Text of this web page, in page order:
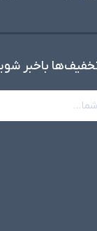
با‌خبر